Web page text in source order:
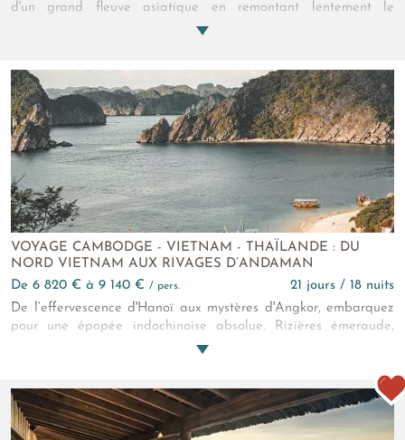
d'un grand fleuve asiatique en remontant lentement le
Mékong. Depuis votre confortable cabine, vous voyez défiler
VOYAGE CAMBODGE - VIETNAM - THAÏLANDE : DU
NORD VIETNAM AUX RIVAGES D’ANDAMAN
de 6 820 € à 9 140 € / pers.
21 jours / 18 nuits
De l’effervescence d'Hanoï aux mystères d'Angkor, embarquez
pour une épopée indochinoise absolue. Rizières émeraude,
temples grandioses et navigation paisible sur le Mékong
Bangkok ! Avant de clore l'aventure les pieds dans le sable
blanc, dans la tranquillité absolue de Koh Lanta.